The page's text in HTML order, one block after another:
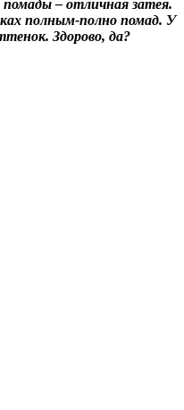
помады – отличная затея.
полным-полно помад. У
Здорово, да?